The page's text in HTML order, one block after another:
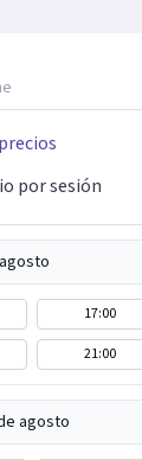
por sesión
17:00
21:00
agosto